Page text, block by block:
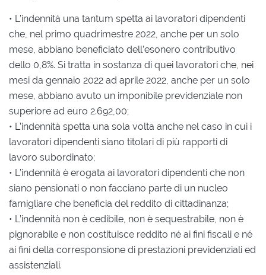
• L’indennità una tantum spetta ai lavoratori dipendenti
che, nel primo quadrimestre 2022, anche per un solo
mese, abbiano beneficiato dell’esonero contributivo
dello 0,8%. Si tratta in sostanza di quei lavoratori che, nei
mesi da gennaio 2022 ad aprile 2022, anche per un solo
mese, abbiano avuto un imponibile previdenziale non
superiore ad euro 2.692,00;
• L’indennità spetta una sola volta anche nel caso in cui i
lavoratori dipendenti siano titolari di più rapporti di
lavoro subordinato;
• L’indennità è erogata ai lavoratori dipendenti che non
siano pensionati o non facciano parte di un nucleo
famigliare che beneficia del reddito di cittadinanza;
• L’indennità non è cedibile, non è sequestrabile, non è
pignorabile e non costituisce reddito né ai fini fiscali e né
ai fini della corresponsione di prestazioni previdenziali ed
assistenziali.